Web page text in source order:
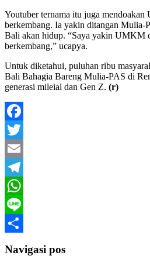
Youtuber ternama itu juga
berkembang. Ia yakin ditangan Mulia-
Bali akan hidup. “Saya yakin UMKM
berkembang,” ucapya.
Untuk diketahui, puluhan ribu
Bali Bahagia Bareng Mulia-PAS di
generasi mileial dan Gen Z. (r)
Facebook
Twitter
Email
Telegram
WhatsApp
Line
Navigasi pos